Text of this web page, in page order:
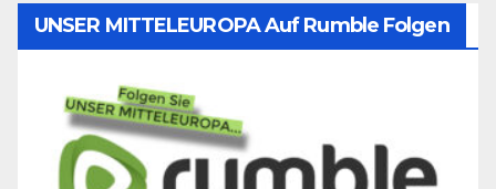
UNSER MITTELEUROPA Auf Rumble Folgen